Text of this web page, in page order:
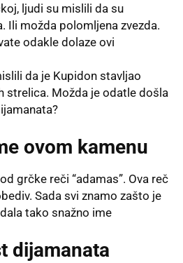
ljudi su mislili da su
Ili možda polomljena zvezda.
odakle dolaze ovi
da je Kupidon stavljao
strelica. Možda je odatle došla
ovom kamenu
grčke reči “adamas”. Ova reč
Sada svi znamo zašto je
tako snažno ime
dijamanata